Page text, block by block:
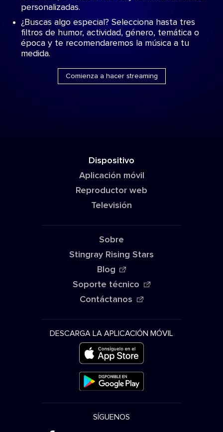
personalizadas.
¿Buscas algo especial? Selecciona hasta tres
filtros de humor, actividad, género, temática o
época y te recomendaremos la música a tu
medida.
Comienza a hacer streaming
Dispositivo
Aplicación móvil
Reproductor web
Televisión
Sobre
Stingray Rising Stars
Blog
Soporte técnico
Contáctanos
DESCARGA LA APLICACIÓN MÓVIL
SÍGUENOS